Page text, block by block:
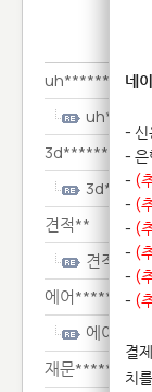
3d********
견적**
견적**
에어******
에어
재문******
네
- 신
- 은
- (
- (
- (
- (
- (
- (
결
치